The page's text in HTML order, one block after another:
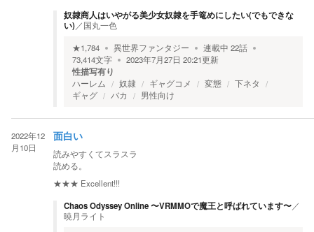
奴隷商人はいやがる美少女奴隷を手篭めにしたい(でもできな
い)／国丸一色
★1,784 異世界ファンタジー 連載中 22話
73,414文字 2023年7月27日 20:21更新
性描写有り
ハーレム 奴隷 ギャグコメ 変態
下ネタ
ギャグ
バカ 男性向け
2022年12
月10日
面白い
読みやすくてスラスラ
読める。
★★★ Excellent!!!
Chaos Odyssey Online 〜VRMMOで魔王と呼ばれています〜／
暁月ライト